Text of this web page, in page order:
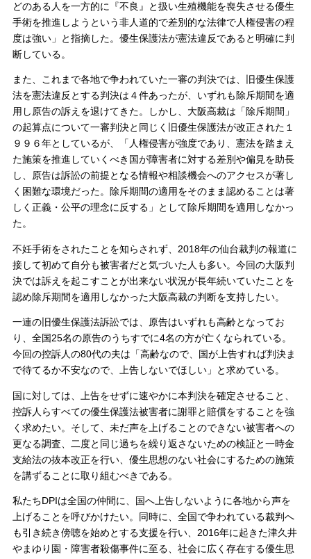
どのある人を一方的に『不良』と扱い生殖機能を喪失させる優生
手術を推進しようという非人道的で差別的な法律で人権侵害の程
度は強い」と指摘した。優生保護法が憲法違反であると明確に判
断している。
また、これまで各地で争われていた一審の判決では、旧優生保護
法を憲法違反とする判決は４件あったが、いずれも除斥期間を適
用し原告の訴えを退けてきた。しかし、大阪高裁は「除斥期間」
の起算点について一審判決と同じく旧優生保護法が改正された１
９９６年としているが、「人権侵害が強度であり、憲法を踏まえ
た施策を推進していくべき国が障害者に対する差別や偏見を助長
し、原告は訴訟の前提となる情報や相談機会へのアクセスが著し
く困難な環境だった。除斥期間の適用をそのまま認めることは著
しく正義・公平の理念に反する」として除斥期間を適用しなかっ
た。
不妊手術をされたことを知らされず、2018年の仙台裁判の報道に
接して初めて自分も被害者だと気づいた人も多い。今回の大阪判
決では訴えを起こすことが出来ない状況が長年続いていたことを
認め除斥期間を適用しなかった大阪高裁の判断を支持したい。
一連の旧優生保護法訴訟では、原告はいずれも高齢となってお
り、全国25名の原告のうちすでに4名の方が亡くなられている。
今回の控訴人の80代の夫は「高齢なので、国が上告すれば判決ま
で待てるか不安なので、上告しないでほしい」と求めている。
国に対しては、上告をせずに速やかに本判決を確定させること、
控訴人らすべての優生保護法被害者に謝罪と賠償をすることを強
く求めたい。そして、未だ声を上げることのできない被害者への
更なる調査、二度と同じ過ちを繰り返さないための検証と一時金
支給法の抜本改正を行い、優生思想のない社会にするための施策
を講ずることに取り組むべきである。
私たちDPIは全国の仲間に、国へ上告しないように各地から声を
上げることを呼びかけたい。同時に、全国で争われている裁判へ
も引き続き傍聴を始めとする支援を行い、2016年に起きた津久井
やまゆり園・障害者殺傷事件に至る、社会に広く存在する優生思